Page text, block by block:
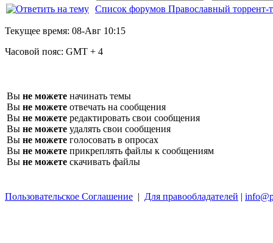
Список форумов Православный торрент-
Текущее время: 08-Авг 10:15
Часовой пояс: GMT + 4
Вы не можете начинать темы
Вы не можете отвечать на сообщения
Вы не можете редактировать свои сообщения
Вы не можете удалять свои сообщения
Вы не можете голосовать в опросах
Вы не можете прикреплять файлы к сообщениям
Вы не можете скачивать файлы
Пользовательское Соглашение | Для правообладателей |